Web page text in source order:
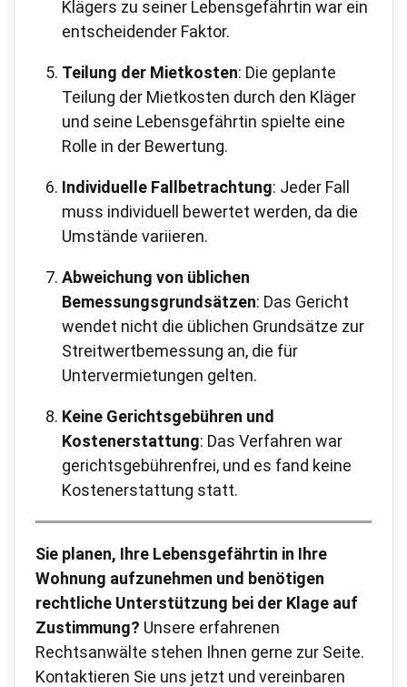
Klägers zu seiner Lebensgefährtin war ein
entscheidender Faktor.
Teilung der Mietkosten: Die geplante
Teilung der Mietkosten durch den Kläger
und seine Lebensgefährtin spielte eine
Rolle in der Bewertung.
Individuelle Fallbetrachtung: Jeder Fall
muss individuell bewertet werden, da die
Umstände variieren.
Abweichung von üblichen
Bemessungsgrundsätzen: Das Gericht
wendet nicht die üblichen Grundsätze zur
Streitwertbemessung an, die für
Untervermietungen gelten.
Keine Gerichtsgebühren und
Kostenerstattung: Das Verfahren war
gerichtsgebührenfrei, und es fand keine
Kostenerstattung statt.
Sie planen, Ihre Lebensgefährtin in Ihre
Wohnung aufzunehmen und benötigen
rechtliche Unterstützung bei der Klage auf
Zustimmung? Unsere erfahrenen
Rechtsanwälte stehen Ihnen gerne zur Seite.
Kontaktieren Sie uns jetzt und vereinbaren